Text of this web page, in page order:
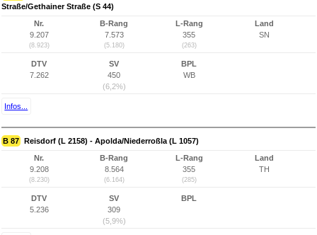
Straße/Gethainer Straße (S 44)
Nr.
9.207
(8.923)
B-Rang
7.573
(5.180)
L-Rang
355
(263)
Land
SN
DTV
7.262
SV
450
(6,2%)
BPL
WB
Infos...
B 87 Reisdorf (L 2158) - Apolda/Niederroßla (L 1057)
Nr.
9.208
(8.230)
B-Rang
8.564
(6.164)
L-Rang
355
(285)
Land
TH
DTV
5.236
SV
309
(5,9%)
BPL